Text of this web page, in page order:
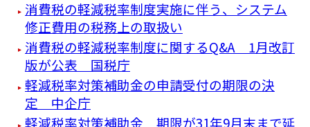
消費税の軽減税率制度実施に伴う、システム
修正費用の税務上の取扱い
消費税の軽減税率制度に関するQ&A 1月改訂
版が公表 国税庁
軽減税率対策補助金の申請受付の期限の決
定 中企庁
軽減税率対策補助金 期限が31年9月末まで延